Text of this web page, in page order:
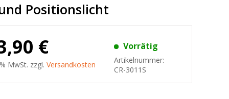
Positionslicht
€
MwSt. zzgl. Versandkosten
Vorrätig
Artikelnummer:
CR-3011S